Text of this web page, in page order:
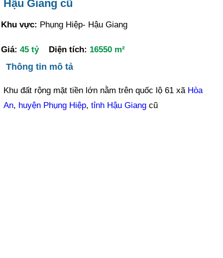
Hậu Giang cũ
Khu vực: Phụng Hiệp- Hậu Giang
Giá:45 tỷ Diện tích: 16550 m²
Thông tin mô tả
Khu đất rộng mặt tiền lớn nằm trên quốc lộ 61 xã Hòa
An, huyện Phụng Hiệp,tỉnh Hậu Giang cũ